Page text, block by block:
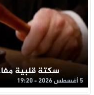
سكتة قلبية
5 أغسطس 2026 - 19:20